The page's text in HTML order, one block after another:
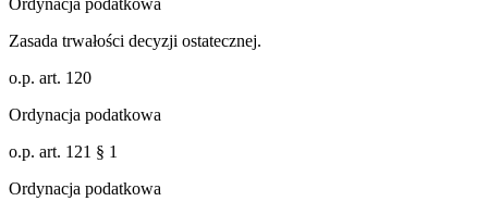
Zasada trwałości decyzji ostatecznej.
o.p. art. 120
Ordynacja podatkowa
o.p. art. 121 § 1
Ordynacja podatkowa